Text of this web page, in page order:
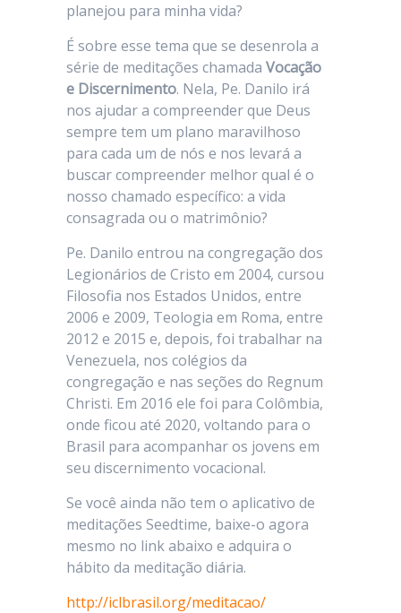
planejou para minha vida?
É sobre esse tema que se desenrola a
série de meditações chamada Vocação
e Discernimento. Nela, Pe. Danilo irá
nos ajudar a compreender que Deus
sempre tem um plano maravilhoso
para cada um de nós e nos levará a
buscar compreender melhor qual é o
nosso chamado específico: a vida
consagrada ou o matrimônio?
Pe. Danilo entrou na congregação dos
Legionários de Cristo em 2004, cursou
Filosofia nos Estados Unidos, entre
2006 e 2009, Teologia em Roma, entre
2012 e 2015 e, depois, foi trabalhar na
Venezuela, nos colégios da
congregação e nas seções do Regnum
Christi. Em 2016 ele foi para Colômbia,
onde ficou até 2020, voltando para o
Brasil para acompanhar os jovens em
seu discernimento vocacional.
Se você ainda não tem o aplicativo de
meditações Seedtime, baixe-o agora
mesmo no link abaixo e adquira o
hábito da meditação diária.
http://iclbrasil.org/meditacao/